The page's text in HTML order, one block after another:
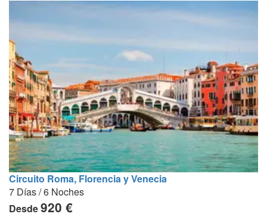
Circuito Roma, Florencia y Venecia
7 Días / 6 Noches
Desde920 €